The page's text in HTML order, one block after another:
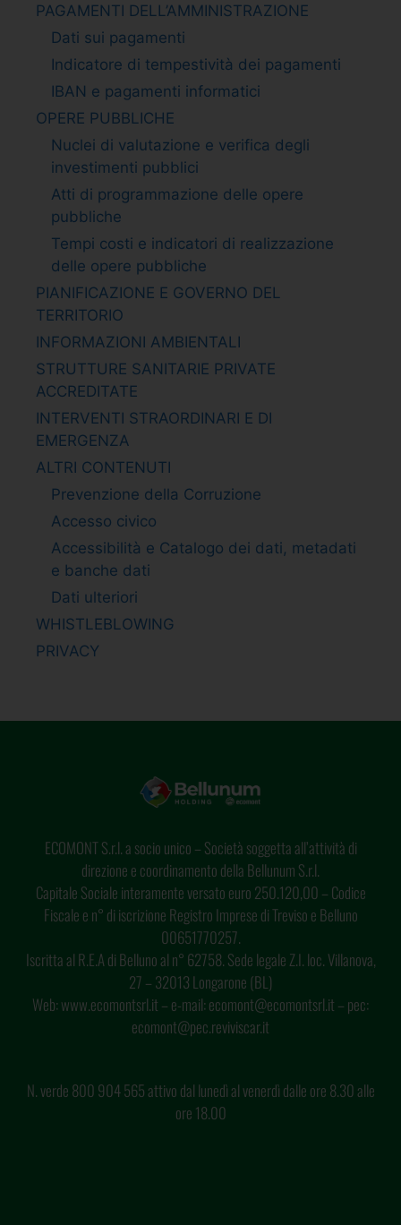
PAGAMENTI DELL’AMMINISTRAZIONE
Dati sui pagamenti
Indicatore di tempestività dei pagamenti
IBAN e pagamenti informatici
OPERE PUBBLICHE
Nuclei di valutazione e verifica degli
investimenti pubblici
Atti di programmazione delle opere
pubbliche
Tempi costi e indicatori di realizzazione
delle opere pubbliche
PIANIFICAZIONE E GOVERNO DEL
TERRITORIO
INFORMAZIONI AMBIENTALI
STRUTTURE SANITARIE PRIVATE
ACCREDITATE
INTERVENTI STRAORDINARI E DI
EMERGENZA
ALTRI CONTENUTI
Prevenzione della Corruzione
Accesso civico
Accessibilità e Catalogo dei dati, metadati
e banche dati
Dati ulteriori
WHISTLEBLOWING
PRIVACY
ECOMONT S.r.l. a socio unico – Società soggetta all’attività di
direzione e coordinamento della Bellunum S.r.l.
Capitale Sociale interamente versato euro 250.120,00 – Codice
Fiscale e n° di iscrizione Registro Imprese di Treviso e Belluno
00651770257.
Iscritta al R.E.A di Belluno al n° 62758. Sede legale Z.I. loc. Villanova,
27 – 32013 Longarone (BL)
Web: www.ecomontsrl.it – e-mail: ecomont@ecomontsrl.it – pec:
ecomont@pec.reviviscar.it
N. verde 800 904 565 attivo dal lunedì al venerdì dalle ore 8.30 alle
ore 18.00